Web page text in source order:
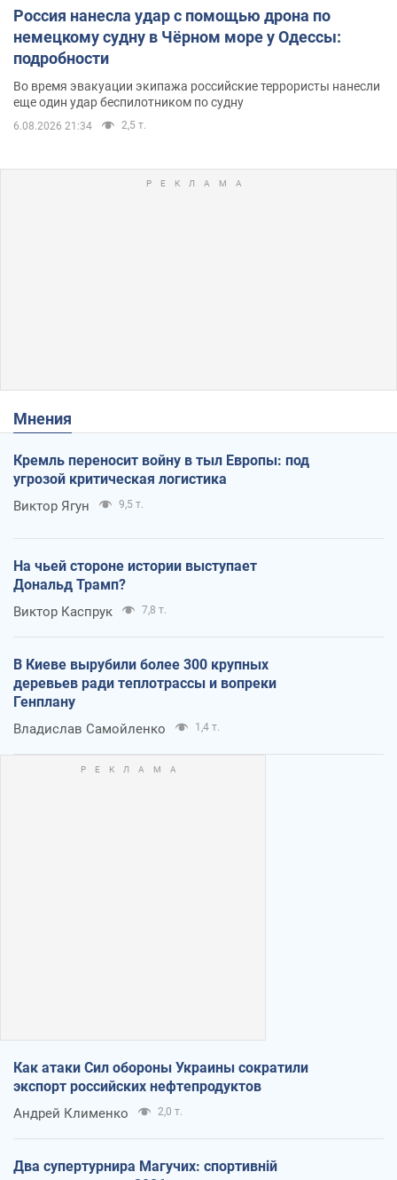
Россия нанесла удар с помощью дрона по
немецкому судну в Чёрном море у Одессы:
подробности
Во время эвакуации экипажа российские террористы нанесли
еще один удар беспилотником по судну
6.08.2026 21:34 2,5 т.
Мнения
Кремль переносит войну в тыл Европы: под
угрозой критическая логистика
Виктор Ягун 9,5 т.
На чьей стороне истории выступает
Дональд Трамп?
Виктор Каспрук 7,8 т.
В Киеве вырубили более 300 крупных
деревьев ради теплотрассы и вопреки
Генплану
Владислав Самойленко 1,4 т.
Как атаки Сил обороны Украины сократили
экспорт российских нефтепродуктов
Андрей Клименко 2,0 т.
Два супертурнира Магучих: спортивній